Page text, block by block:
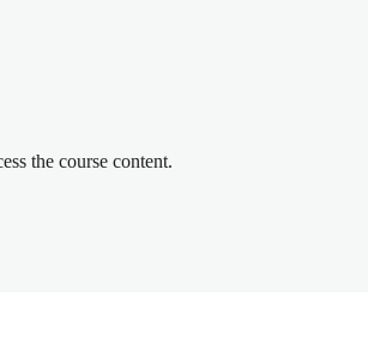
the course content.